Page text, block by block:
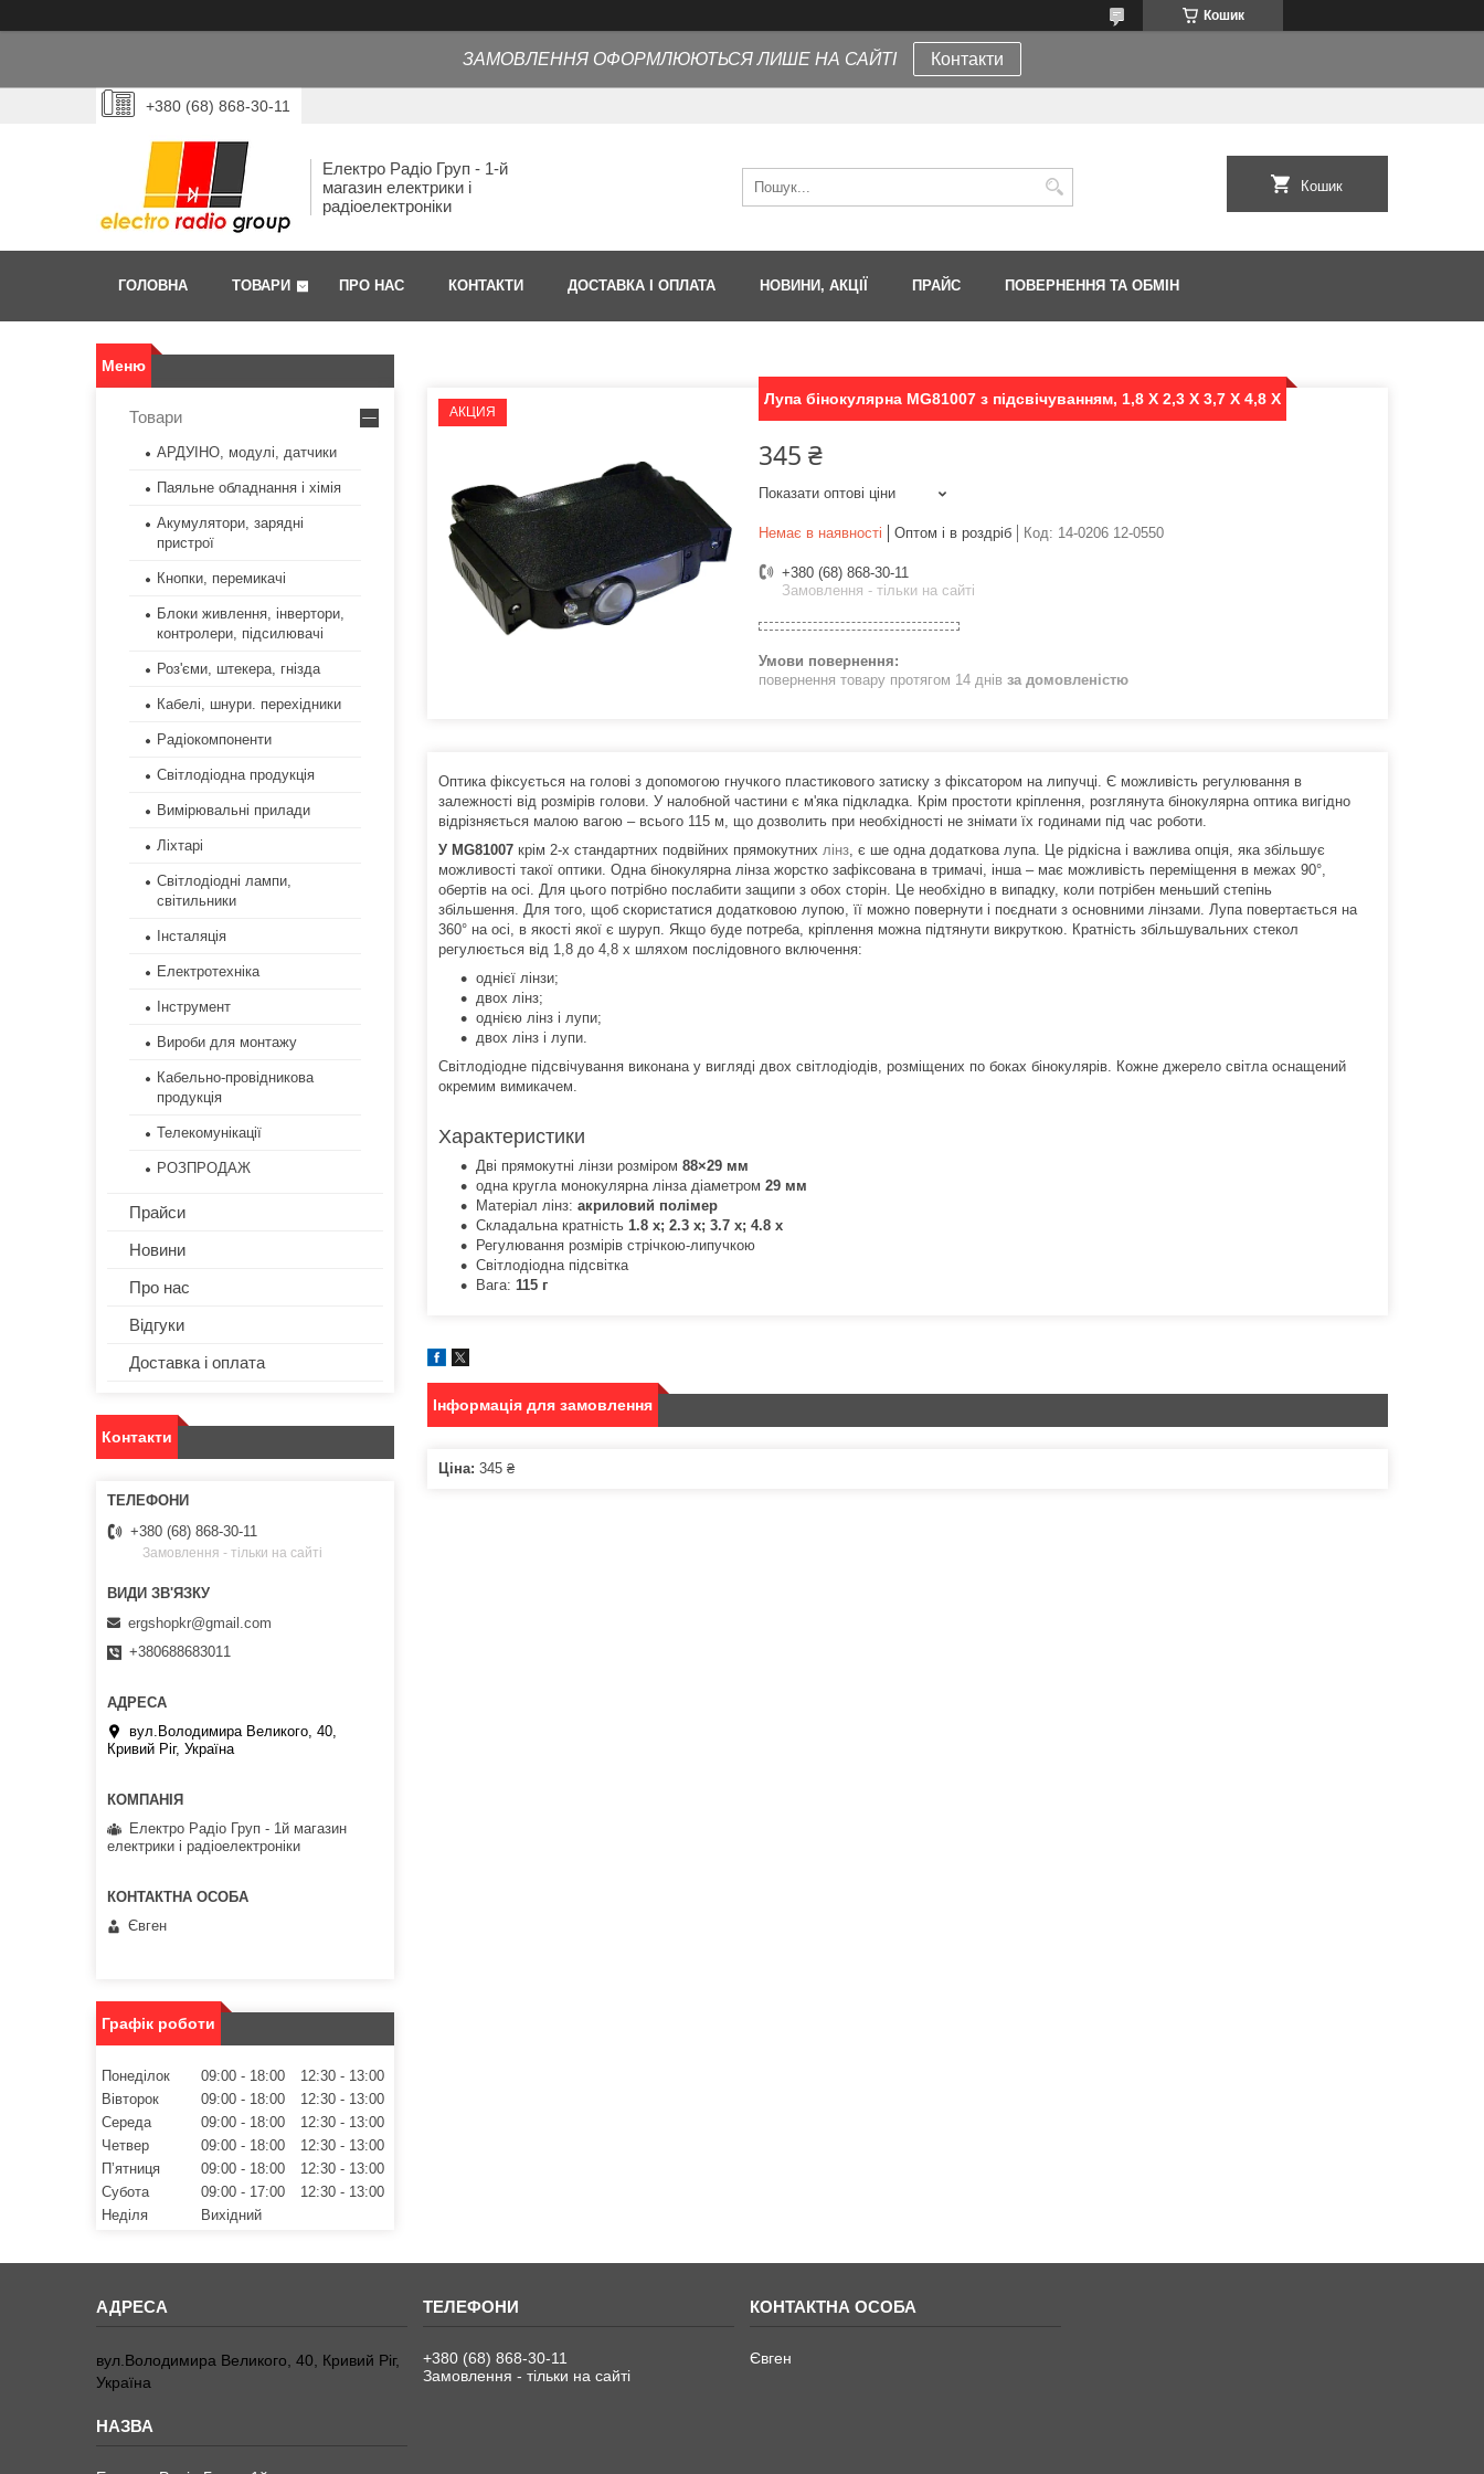
Кошик
ЗАМОВЛЕННЯ ОФОРМЛЮЮТЬСЯ ЛИШЕ НА САЙТІ Контакти
+380 (68) 868-30-11
Електро Радіо Груп - 1-й
магазин електрики і
радіоелектроніки
Кошик
ГОЛОВНА ТОВАРИ ПРО НАС КОНТАКТИ ДОСТАВКА І ОПЛАТА НОВИНИ, АКЦІЇ ПРАЙС ПОВЕРНЕННЯ ТА ОБМІН
АКЦИЯ
Лупа бінокулярна MG81007 з підсвічуванням, 1,8 Х 2,3 Х 3,7 Х 4,8 Х
345 ₴
Показати оптові ціни
Немає в наявності Оптом і в роздріб Код: 14-0206 12-0550
+380 (68) 868-30-11
Замовлення - тільки на сайті
повернення товару протягом 14 днів за домовленістю
Оптика фіксується на голові з допомогою гнучкого пластикового затиску з фіксатором на липучці. Є можливість регулювання в
залежності від розмірів голови. У налобной частини є м'яка підкладка. Крім простоти кріплення, розглянута бінокулярна оптика вигідно
відрізняється малою вагою – всього 115 м, що дозволить при необхідності не знімати їх годинами під час роботи.
У MG81007 крім 2-х стандартних подвійних прямокутних лінз, є ше одна додаткова лупа. Це рідкісна і важлива опція, яка збільшує
можливості такої оптики. Одна бінокулярна лінза жорстко зафіксована в тримачі, інша – має можливість переміщення в межах 90°,
обертів на осі. Для цього потрібно послабити защипи з обох сторін. Це необхідно в випадку, коли потрібен меньший степінь
збільшення. Для того, щоб скористатися додатковою лупою, її можно повернути і поєднати з основними лінзами. Лупа повертається на
360° на осі, в якості якої є шуруп. Якщо буде потреба, кріплення можна підтянути викруткою. Кратність збільшувальних стекол
регулюється від 1,8 до 4,8 х шляхом послідовного включення:
однієї лінзи;
двох лінз;
однією лінз і лупи;
двох лінз і лупи.
Світлодіодне підсвічування виконана у вигляді двох світлодіодів, розміщених по боках бінокулярів. Кожне джерело світла оснащений
окремим вимикачем.
Характеристики
Дві прямокутні лінзи розміром 88×29 мм
одна кругла монокулярна лінза діаметром 29 мм
Матеріал лінз: акриловий полімер
Складальна кратність 1.8 х; 2.3 х; 3.7 х; 4.8 х
Регулювання розмірів стрічкою-липучкою
Світлодіодна підсвітка
Вага: 115 г
Інформація для замовлення
Ціна: 345 ₴
Товари
АРДУІНО, модулі, датчики
Паяльне обладнання і хімія
Акумулятори, зарядні
пристрої
Кнопки, перемикачі
Блоки живлення, інвертори,
контролери, підсилювачі
Роз'єми, штекера, гнізда
Кабелі, шнури. перехідники
Радіокомпоненти
Світлодіодна продукція
Вимірювальні прилади
Ліхтарі
Світлодіодні лампи,
світильники
Інсталяція
Електротехніка
Інструмент
Вироби для монтажу
Кабельно-провідникова
продукція
Телекомунікації
РОЗПРОДАЖ
Прайси
Новини
Про нас
Відгуки
Доставка і оплата
Контакти
+380 (68) 868-30-11
Замовлення - тільки на сайті
ergshopkr@gmail.com
+380688683011
вул.Володимира Великого, 40,
Кривий Ріг, Україна
Електро Радіо Груп - 1й магазин
електрики і радіоелектроніки
Євген
Графік роботи
Понеділок 09:00 18:00 12:30
13:00
Вівторок
09:00 18:00 12:30
13:00
Середа
09:00 18:00 12:30
13:00
Четвер
09:00 18:00 12:30
13:00
Пʼятниця
09:00 18:00 12:30
13:00
Субота
09:00 17:00 12:30
13:00
Неділя
Вихідний
вул.Володимира Великого, 40, Кривий Ріг,
Україна
+380 (68) 868-30-11
Замовлення - тільки на сайті
Євген